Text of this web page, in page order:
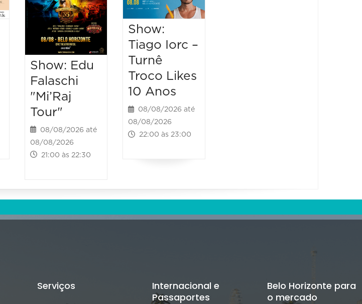
Show: Edu
Falaschi
"Mi’Raj
Tour"
08/08/2026 até
08/08/2026
21:00 às 22:30
Show:
Tiago Iorc –
Turnê
Troco Likes
10 Anos
08/08/2026 até
08/08/2026
22:00 às 23:00
Serviços
Internacional e
Passaportes
Belo Horizonte para
o mercado